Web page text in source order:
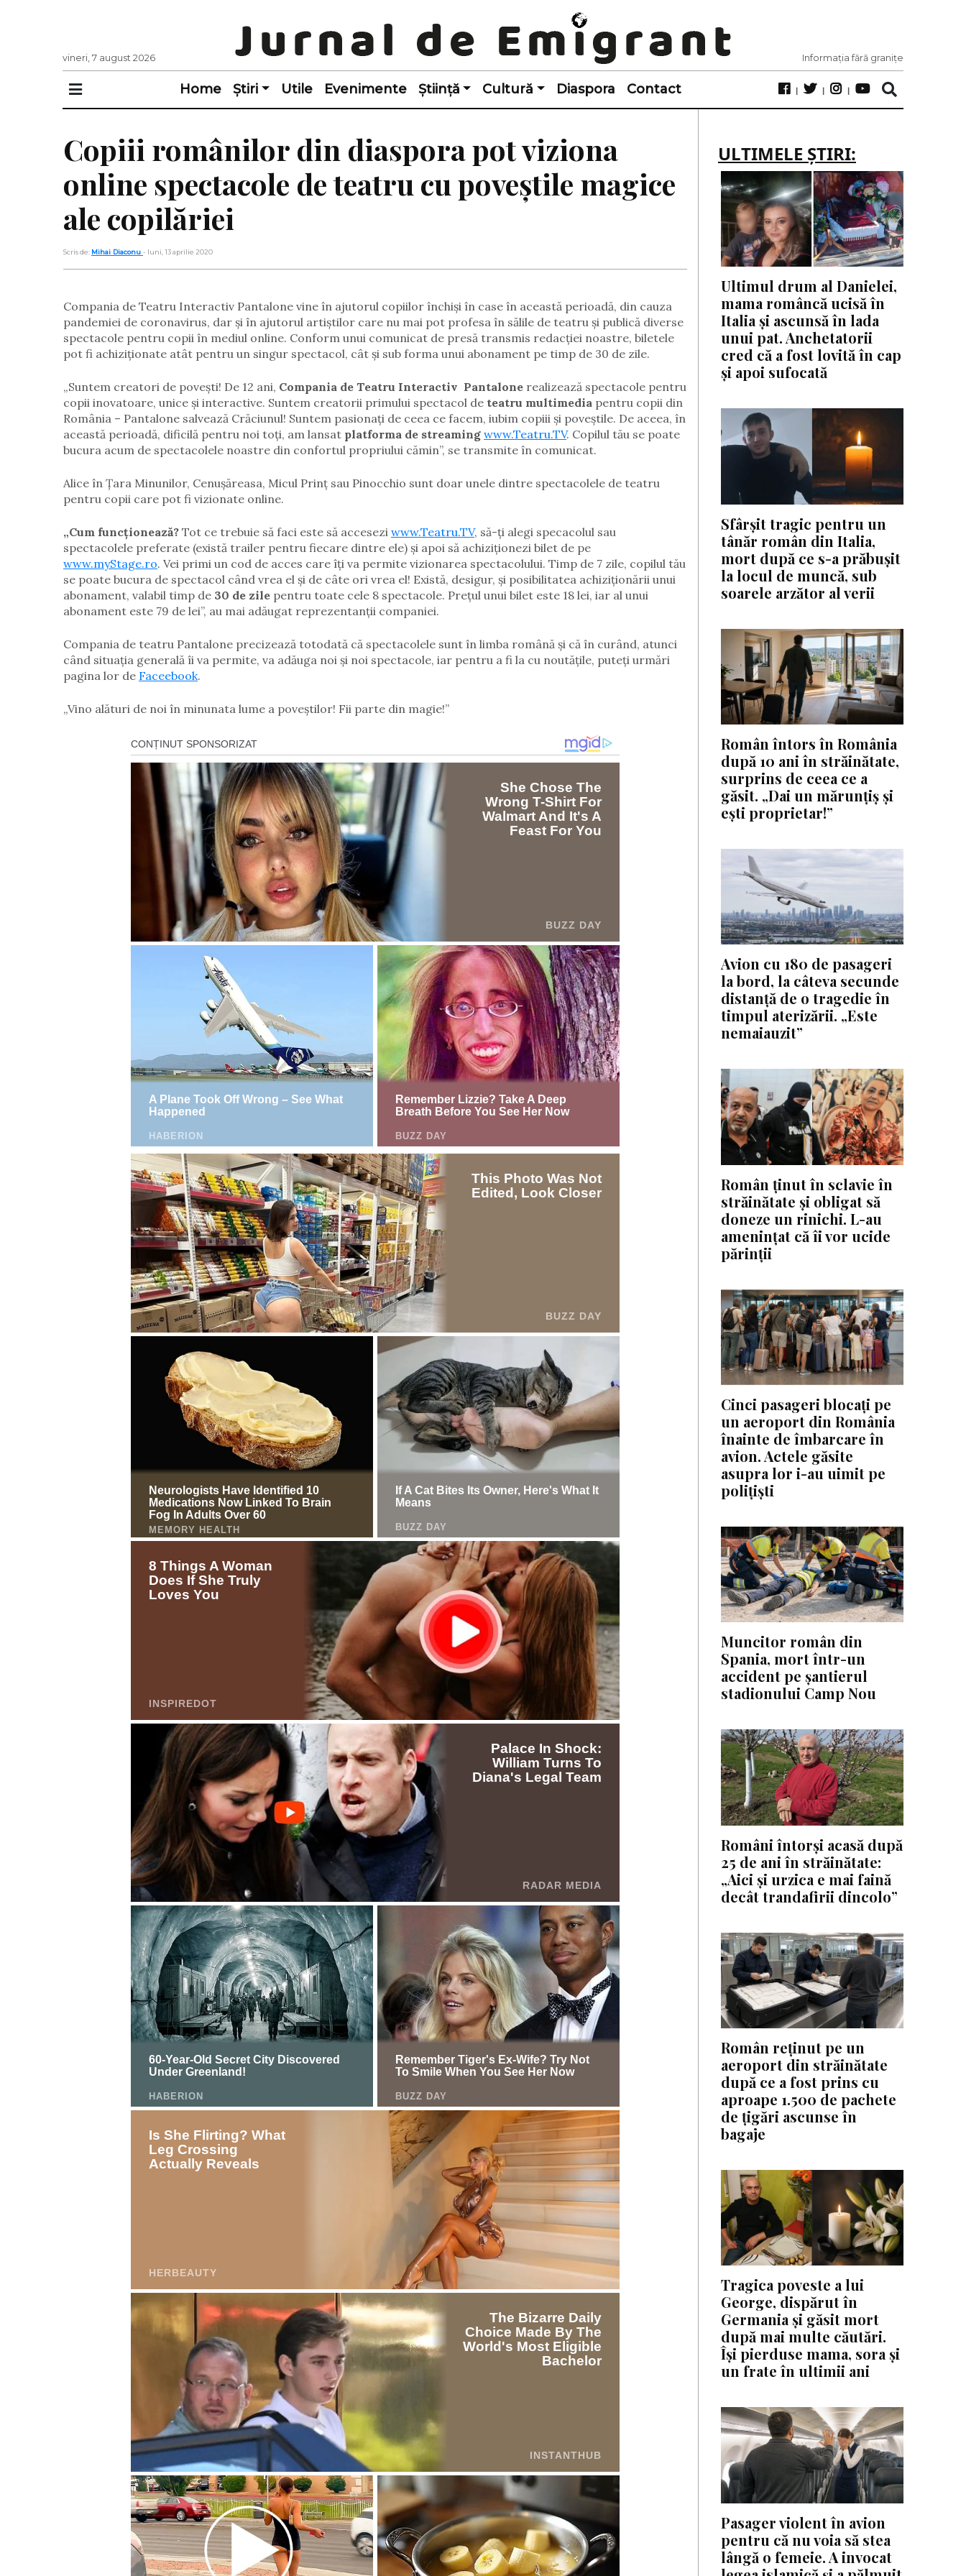
vineri, 7 august 2026 Informația fără granițe
Home Știri Utile Evenimente Știință Cultură Diaspora Contact
Copiii românilor din diaspora pot viziona
online spectacole de teatru cu poveștile magice
ale copilăriei
Scris de: Mihai Diaconu - luni, 13 aprilie 2020
Compania de Teatru Interactiv Pantalone vine în ajutorul copiilor închiși în case în această perioadă, din cauza
pandemiei de coronavirus, dar și în ajutorul artiștilor care nu mai pot profesa în sălile de teatru și publică diverse
spectacole pentru copii în mediul online. Conform unui comunicat de presă transmis redacției noastre, biletele
pot fi achiziționate atât pentru un singur spectacol, cât și sub forma unui abonament pe timp de 30 de zile.
„Suntem creatori de povești! De 12 ani, Compania de Teatru Interactiv Pantalone realizează spectacole pentru
copii inovatoare, unice și interactive. Suntem creatorii primului spectacol de teatru multimedia pentru copii din
România – Pantalone salvează Crăciunul! Suntem pasionați de ceea ce facem, iubim copiii și poveștile. De aceea, în
această perioadă, dificilă pentru noi toți, am lansat platforma de streaming www.Teatru.TV. Copilul tău se poate
bucura acum de spectacolele noastre din confortul propriului cămin”, se transmite în comunicat.
Alice în Țara Minunilor, Cenușăreasa, Micul Prinț sau Pinocchio sunt doar unele dintre spectacolele de teatru
pentru copii care pot fi vizionate online.
„Cum funcționează? Tot ce trebuie să faci este să accesezi www.Teatru.TV, să-ți alegi specacolul sau
spectacolele preferate (există trailer pentru fiecare dintre ele) și apoi să achiziționezi bilet de pe
www.myStage.ro. Vei primi un cod de acces care îți va permite vizionarea spectacolului. Timp de 7 zile, copilul tău
se poate bucura de spectacol când vrea el și de câte ori vrea el! Există, desigur, și posibilitatea achiziționării unui
abonament, valabil timp de 30 de zile pentru toate cele 8 spectacole. Prețul unui bilet este 18 lei, iar al unui
abonament este 79 de lei”, au mai adăugat reprezentanții companiei.
Compania de teatru Pantalone precizează totodată că spectacolele sunt în limba română și că în curând, atunci
când situația generală îi va permite, va adăuga noi și noi spectacole, iar pentru a fi la cu noutățile, puteți urmări
pagina lor de Faceebook.
„Vino alături de noi în minunata lume a poveștilor! Fii parte din magie!”
ULTIMELE ȘTIRI:
Ultimul drum al Danielei,
mama româncă ucisă în
Italia și ascunsă în lada
unui pat. Anchetatorii
cred că a fost lovită în cap
și apoi sufocată
Sfârșit tragic pentru un
tânăr român din Italia,
mort după ce s-a prăbușit
la locul de muncă, sub
soarele arzător al verii
Român întors în România
după 10 ani în străinătate,
surprins de ceea ce a
găsit. „Dai un mărunțiș și
ești proprietar!”
Avion cu 180 de pasageri
la bord, la câteva secunde
distanță de o tragedie în
timpul aterizării. „Este
nemaiauzit”
Român ținut în sclavie în
străinătate și obligat să
doneze un rinichi. L-au
amenințat că îi vor ucide
părinții
Cinci pasageri blocați pe
un aeroport din România
înainte de îmbarcare în
avion. Actele găsite
asupra lor i-au uimit pe
polițiști
Muncitor român din
Spania, mort într-un
accident pe șantierul
stadionului Camp Nou
Români întorși acasă după
25 de ani în străinătate:
„Aici și urzica e mai faină
decât trandafirii dincolo”
Român reținut pe un
aeroport din străinătate
după ce a fost prins cu
aproape 1.500 de pachete
de țigări ascunse în
bagaje
Tragica poveste a lui
George, dispărut în
Germania și găsit mort
după mai multe căutări.
Își pierduse mama, sora și
un frate în ultimii ani
Pasager violent în avion
pentru că nu voia să stea
lângă o femeie. A invocat